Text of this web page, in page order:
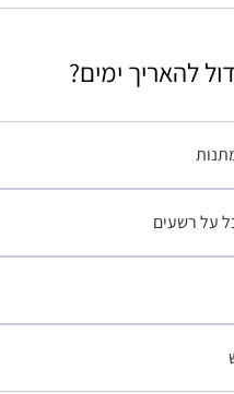
להאריך ימים?
על רשעים